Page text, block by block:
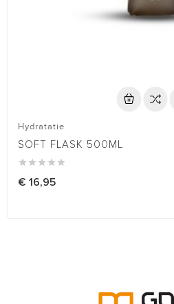
Hydratatie
SOFT FLASK 500ML
    
€ 16,95